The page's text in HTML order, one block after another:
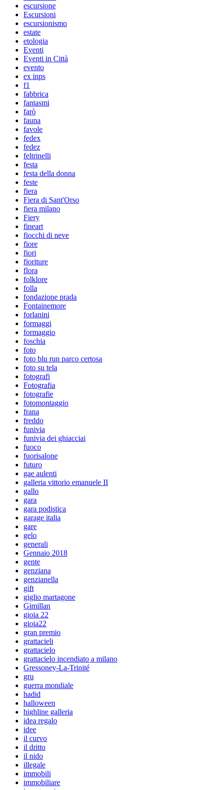
escursione
Escursioni
escursionismo
estate
etologia
Eventi
Eventi in Città
evento
ex inps
f1
fabbrica
fantasmi
farò
fauna
favole
fedex
fedez
feltrinelli
festa
festa della donna
feste
fiera
Fiera di Sant'Orso
fiera milano
Fiery
fineart
fiocchi di neve
fiore
fiori
fioriture
flora
folklore
folla
fondazione prada
Fontainemore
forlanini
formaggi
formaggio
foschia
foto
foto blu run parco certosa
foto su tela
fotografi
Fotografia
fotografie
fotomontaggio
frana
freddo
funivia
funivia dei ghiacciai
fuoco
fuorisalone
futuro
gae aulenti
galleria vittorio emanuele II
gallo
gara
gara podistica
garage italia
gare
gelo
generali
Gennaio 2018
gente
genziana
genzianella
gift
giglio martagone
Gimillan
gioia 22
gioia22
gran premio
grattacieli
grattacielo
grattacielo incendiato a milano
Gressoney-La-Trinité
gru
guerra mondiale
hadid
halloween
highline galleria
idea regalo
idee
il curvo
il dritto
il nido
illegale
immobili
immobiliare